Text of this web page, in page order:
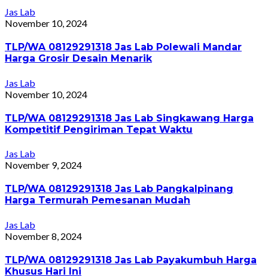
Jas Lab
November 10, 2024
TLP/WA 08129291318 Jas Lab Polewali Mandar
Harga Grosir Desain Menarik
Jas Lab
November 10, 2024
TLP/WA 08129291318 Jas Lab Singkawang Harga
Kompetitif Pengiriman Tepat Waktu
Jas Lab
November 9, 2024
TLP/WA 08129291318 Jas Lab Pangkalpinang
Harga Termurah Pemesanan Mudah
Jas Lab
November 8, 2024
TLP/WA 08129291318 Jas Lab Payakumbuh Harga
Khusus Hari Ini